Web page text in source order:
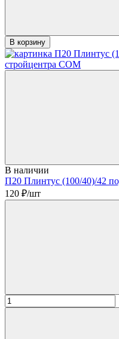
В корзину
В наличии
П20 Плинтус (100/40)/42
120 ₽/шт